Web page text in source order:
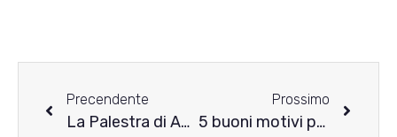
Precendente
La Palestra di Animenta: perché formarsi sul tema dei DCA?
Prossimo
5 buoni motivi per formarsi con la Palestra di Animenta